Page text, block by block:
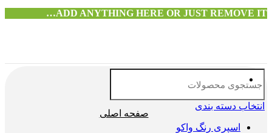
ADD ANYTHING HERE OR JUST REMOVE IT…
انتخاب دسته بندی
اسپری رنگ واکو
صفحه اصلی